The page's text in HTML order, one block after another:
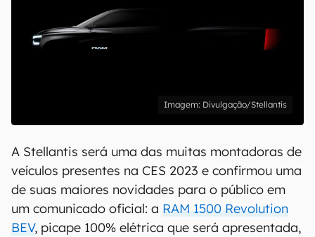
Divulgação/Stellantis
A Stellantis será uma das muitas montadoras de
veículos presentes na CES 2023 e confirmou uma
de suas maiores novidades para o público em
um comunicado oficial: a RAM 1500 Revolution
BEV, picape 100% elétrica que será apresentada,